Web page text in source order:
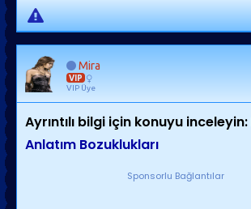
Mira
VIP
VIP Üye
Ayrıntılı bilgi için konuyu inceleyin:
Anlatım Bozuklukları
Sponsorlu Bağlantılar